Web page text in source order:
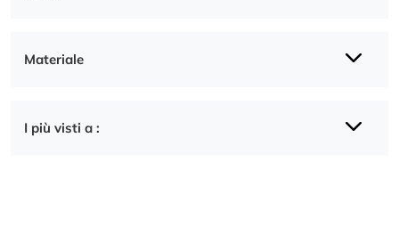
Materiale
I più visti a :